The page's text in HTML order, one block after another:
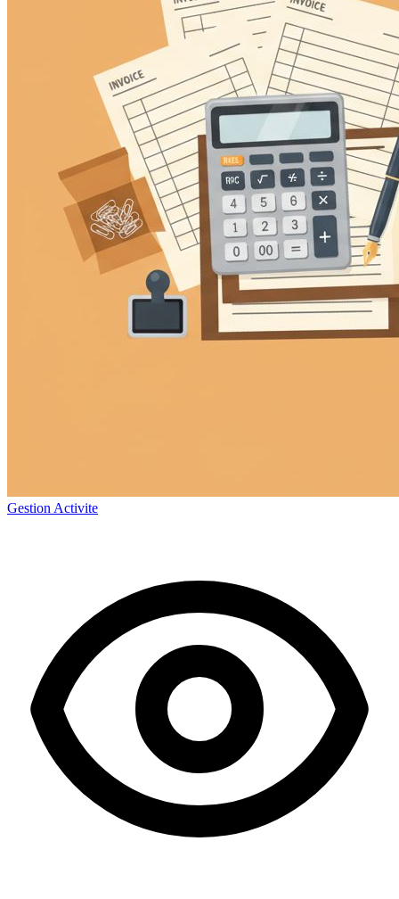
Gestion Activite